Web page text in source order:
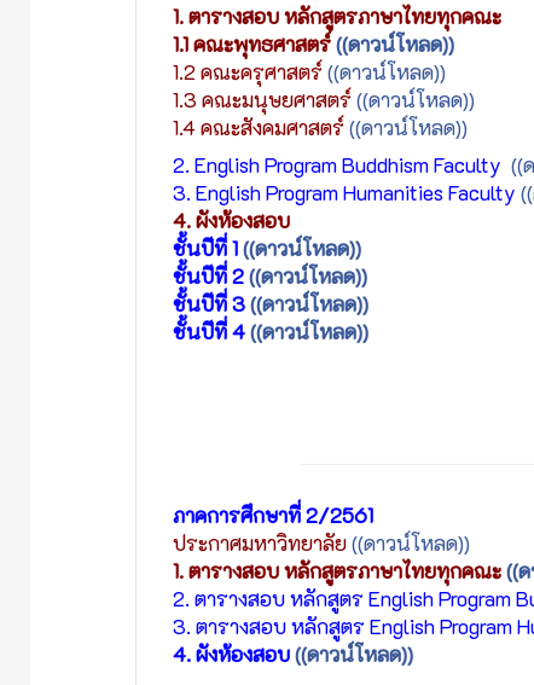
1. ตารางสอบ หลักสูตรภาษาไทยทุกคณะ
1.1 คณะพุทธศาสตร์((ดาวน์โหลด))
1.2 คณะครุศาสตร์ ((ดาวน์โหลด))
1.3 คณะมนุษยศาสตร์ ((ดาวน์โหลด))
1.4 คณะสังคมศาสตร์ ((ดาวน์โหลด))
2. English Program Buddhism Faculty ((
3. English Program Humanities Faculty
4. ผังห้องสอบ
ชั้นปีที่ 1((ดาวน์โหลด))
ชั้นปีที่ 2((ดาวน์โหลด))
ชั้นปีที่ 3((ดาวน์โหลด))
ชั้นปีที่ 4((ดาวน์โหลด))
ภาคการศึกษาที่ 2/2561
ประกาศมหาวิทยาลัย((ดาวน์โหลด))
1. ตารางสอบ หลักสูตรภาษาไทยทุกคณะ((
2. ตารางสอบ หลักสูตร English Program
3. ตารางสอบ หลักสูตร English Program
4. ผังห้องสอบ((ดาวน์โหลด))